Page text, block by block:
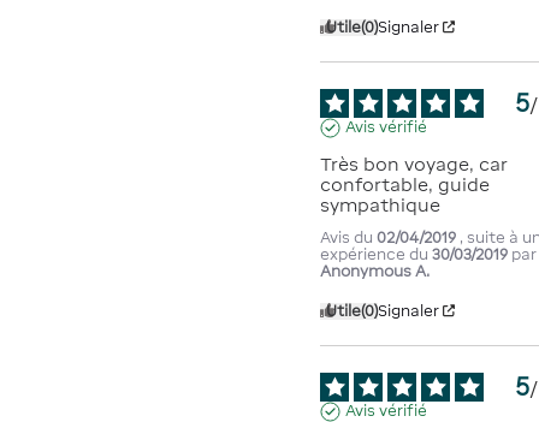
Utile(0)Signaler
5/
Avis vérifié
Très bon voyage, car
confortable, guide
sympathique
Avis du02/04/2019 , suite à
expérience du30/03/2019 par
Anonymous A.
Utile(0)Signaler
5/
Avis vérifié